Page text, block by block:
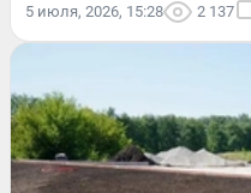
5 июля, 2026, 15:28 2 137